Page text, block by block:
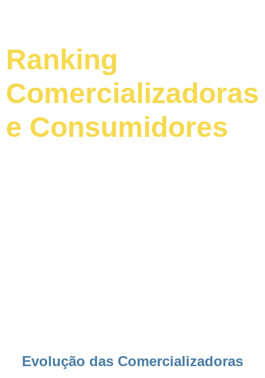
Ranking
Comercializadoras
e Consumidores
Evolução das Comercializadoras